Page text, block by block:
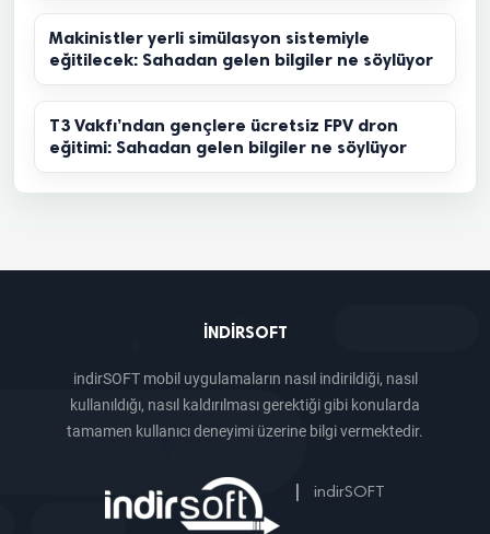
Makinistler yerli simülasyon sistemiyle
eğitilecek: Sahadan gelen bilgiler ne söylüyor
T3 Vakfı’ndan gençlere ücretsiz FPV dron
eğitimi: Sahadan gelen bilgiler ne söylüyor
INDIRSOFT
indirSOFT mobil uygulamaların nasıl indirildiği, nasıl
kullanıldığı, nasıl kaldırılması gerektiği gibi konularda
tamamen kullanıcı deneyimi üzerine bilgi vermektedir.
indirSOFT